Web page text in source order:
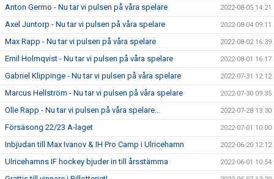
Anton Germo - Nu tar vi pulsen på våra spelare 2022-08-05 14:21
Axel Juntorp - Nu tar vi pulsen på våra spelare 2022-08-04 09:11
Max Rapp - Nu tar vi pulsen på våra spelare 2022-08-02 16:39
Emil Holmqvist - Nu tar vi pulsen på våra spelare 2022-08-01 16:17
Gabriel Klippinge - Nu tar vi pulsen på våra spelare 2022-07-31 12:12
Marcus Hellström - Nu tar vi pulsen på våra spelare 2022-07-30 09:35
Olle Rapp - Nu tar vi pulsen på våra spelare… 2022-07-28 13:30
Försäsong 22/23 A-laget 2022-07-01 10:00
Inbjudan till Max Ivanov & IH Pro Camp i Ulricehamn 2022-06-20 12:12
Ulricehamns IF hockey bjuder in till årsstämma 2022-06-01 10:54